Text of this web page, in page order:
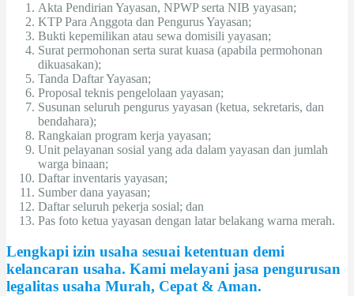
Akta Pendirian Yayasan, NPWP serta NIB yayasan;
KTP Para Anggota dan Pengurus Yayasan;
Bukti kepemilikan atau sewa domisili yayasan;
Surat permohonan serta surat kuasa (apabila permohonan
dikuasakan);
Tanda Daftar Yayasan;
Proposal teknis pengelolaan yayasan;
Susunan seluruh pengurus yayasan (ketua, sekretaris, dan
bendahara);
Rangkaian program kerja yayasan;
Unit pelayanan sosial yang ada dalam yayasan dan jumlah
warga binaan;
Daftar inventaris yayasan;
Sumber dana yayasan;
Daftar seluruh pekerja sosial; dan
Pas foto ketua yayasan dengan latar belakang warna merah.
Lengkapi izin usaha sesuai ketentuan demi
kelancaran usaha. Kami melayani jasa pengurusan
legalitas usaha Murah, Cepat & Aman.